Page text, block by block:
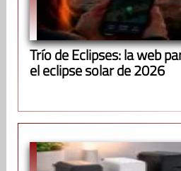
Trío de Eclipses: la web
el eclipse solar de 2026